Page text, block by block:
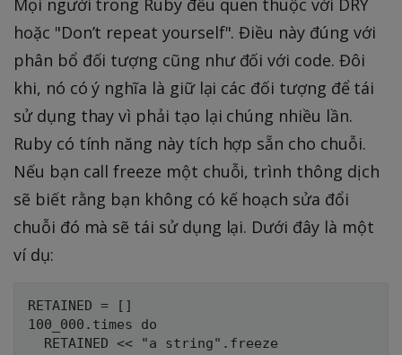
Mọi người trong Ruby đều quen thuộc với DRY
hoặc "Don’t repeat yourself". Điều này đúng với
phân bổ đối tượng cũng như đối với code. Đôi
khi, nó có ý nghĩa là giữ lại các đối tượng để tái
sử dụng thay vì phải tạo lại chúng nhiều lần.
Ruby có tính năng này tích hợp sẵn cho chuỗi.
Nếu bạn call freeze một chuỗi, trình thông dịch
sẽ biết rằng bạn không có kế hoạch sửa đổi
chuỗi đó mà sẽ tái sử dụng lại. Dưới đây là một
ví dụ:
RETAINED = []
100_000.times do
  RETAINED << "a string".freeze